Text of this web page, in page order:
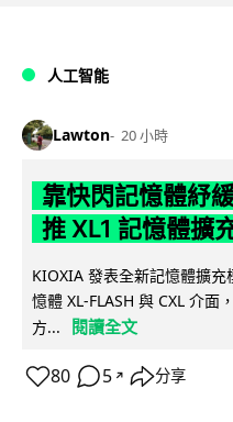
人工智能
Lawton 20 小時
靠快閃記憶體紓
推 XL1 記憶體擴
KIOXIA 發表全新記憶體擴
憶體 XL-FLASH 與 CXL 介面
方...
閱讀全文
80 5 ↗ 分享